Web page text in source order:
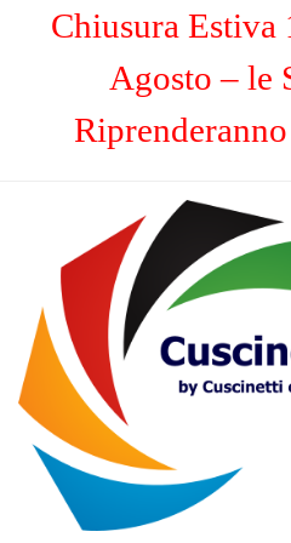
Chiusura Estiva
Agosto – le